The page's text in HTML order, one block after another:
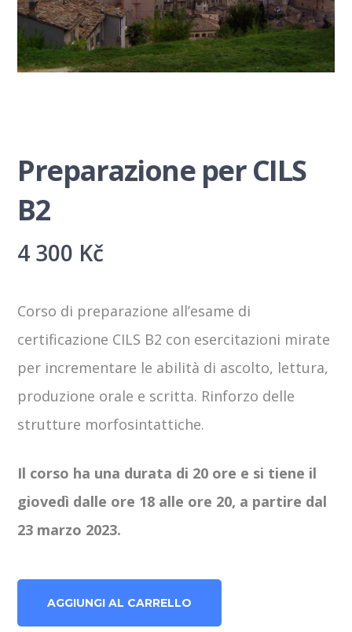
Preparazione per CILS
B2
4 300 Kč
Corso di preparazione all’esame di
certificazione CILS B2 con esercitazioni mirate
per incrementare le abilità di ascolto, lettura,
produzione orale e scritta. Rinforzo delle
strutture morfosintattiche.
Il corso ha una durata di 20 ore e si tiene il
giovedì dalle ore 18 alle ore 20, a partire dal
23 marzo 2023.
per
AGGIUNGI AL CARRELLO